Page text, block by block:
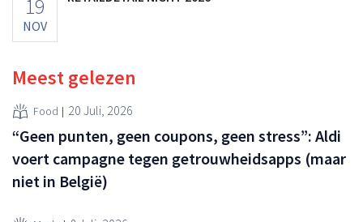
19
NOV
Meest gelezen
Food 20 Juli, 2026
“Geen punten, geen coupons, geen stress”: Aldi
voert campagne tegen getrouwheidsapps (maar
niet in België)